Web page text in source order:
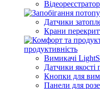
Датчики
Крани
продуктивність
Вимикачі
Датчики якості
Кнопки для
Панели для